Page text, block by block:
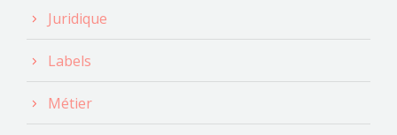
Juridique
Labels
Métier